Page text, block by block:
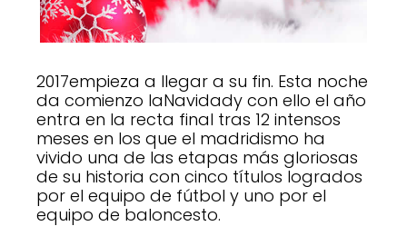
2017empieza a llegar a su fin. Esta noche
da comienzo laNavidady con ello el año
entra en la recta final tras 12 intensos
meses en los que el madridismo ha
vivido una de las etapas más gloriosas
de su historia con cinco títulos logrados
por el equipo de fútbol y uno por el
equipo de baloncesto.